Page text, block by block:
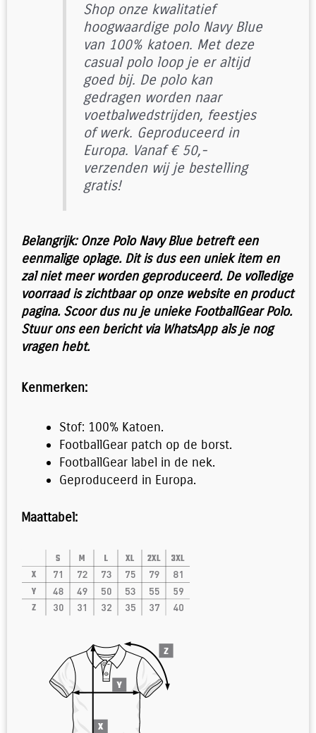
Shop onze kwalitatief
hoogwaardige polo Navy Blue
van 100% katoen. Met deze
casual polo loop je er altijd
goed bij. De polo kan
gedragen worden naar
voetbalwedstrijden, feestjes
of werk. Geproduceerd in
Europa. Vanaf € 50,-
verzenden wij je bestelling
gratis!
Belangrijk: Onze Polo Navy Blue betreft een
eenmalige oplage. Dit is dus een uniek item en
zal niet meer worden geproduceerd. De volledige
voorraad is zichtbaar op onze website en product
pagina. Scoor dus nu je unieke FootballGear Polo.
Stuur ons een bericht via WhatsApp als je nog
vragen hebt.
Kenmerken:
Stof: 100% Katoen.
FootballGear patch op de borst.
FootballGear label in de nek.
Geproduceerd in Europa.
Maattabel: